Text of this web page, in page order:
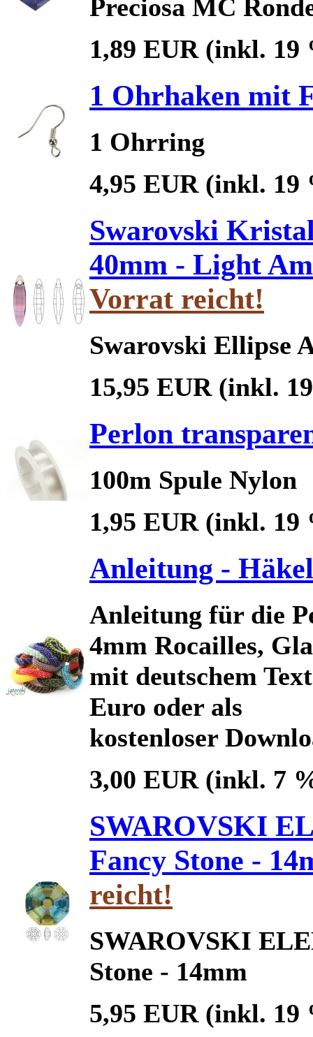
Preciosa MC
1,89 EUR (inkl. 19
1 Ohrhaken mit
1 Ohrring
4,95 EUR (inkl. 19
Swarovski
40mm - Light
Vorrat reicht!
Swarovski Ellipse
15,95 EUR (inkl.
Perlon
100m Spule Nylon
1,95 EUR (inkl. 19
Anleitung -
Anleitung für die
4mm Rocailles,
mit deutschem
Euro oder als
kostenloser
3,00 EUR (inkl. 7
SWAROVSKI
Fancy Stone -
reicht!
SWAROVSKI
Stone - 14mm
5,95 EUR (inkl. 19